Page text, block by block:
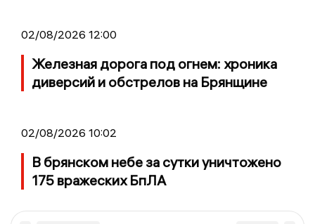
02/08/2026 12:00
Железная дорога под огнем: хроника
диверсий и обстрелов на Брянщине
02/08/2026 10:02
В брянском небе за сутки уничтожено
175 вражеских БпЛА